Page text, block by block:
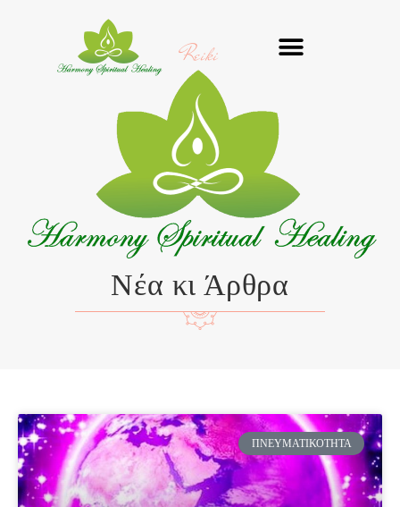
Reiki
Νέα κι Άρθρα
ΠΝΕΥΜΑΤΙΚΌΤΗΤΑ